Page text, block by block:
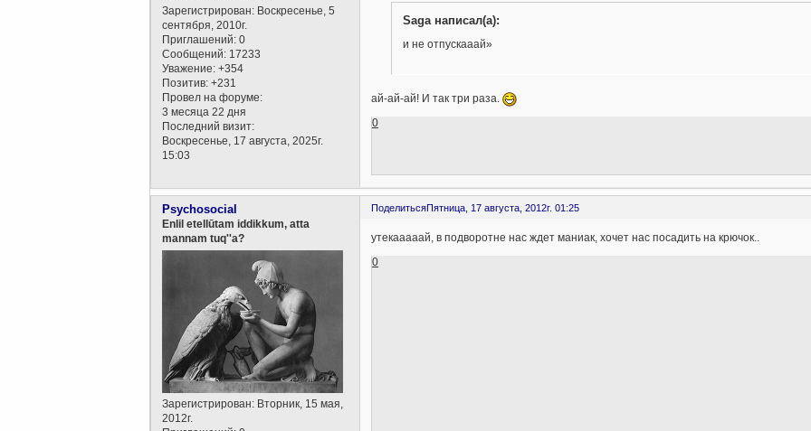
Зарегистрирован: Воскресенье, 5
сентября, 2010г.
Приглашений: 0
Сообщений: 17233
Уважение: +354
Позитив: +231
Провел на форуме:
3 месяца 22 дня
Последний визит:
Воскресенье, 17 августа, 2025г.
15:03
Saga написал(а):
и не отпускааай»
ай-ай-ай! И так три раза.
0
ПоделитьсяПятница, 17 августа, 2012г. 01:25
Psychosocial
Enlil etellūtam iddikkum, atta
mannam tuq''a?
Зарегистрирован: Вторник, 15 мая,
2012г.
утекааааай, в подворотне нас ждет маниак, хочет нас посадить на крючок..
0